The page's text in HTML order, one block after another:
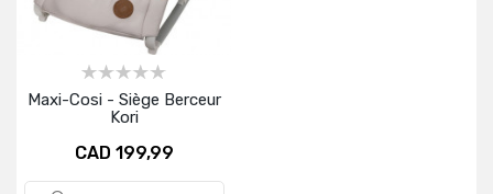
Maxi-Cosi - Siège Berceur
Kori
CAD 199,99